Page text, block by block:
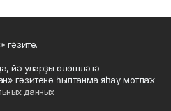
гәзите.
йә уларҙы өлөшләтә
гәзитенә һылтанма яһау мотлаҡ.
данных